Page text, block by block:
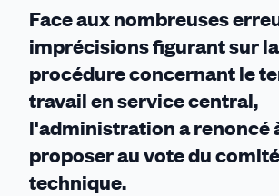
Face aux nombreuses
imprécisions figurant sur la
procédure concernant le
travail en service central,
l'administration a renoncé
proposer au vote du comité
technique.